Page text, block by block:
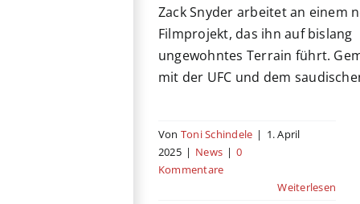
Zack Snyder arbeitet an einem
Filmprojekt, das ihn auf bislang
ungewohntes Terrain führt.
mit der UFC und dem
Von Toni Schindele | 1. April
2025 | News | 0
Kommentare
Weiterlesen